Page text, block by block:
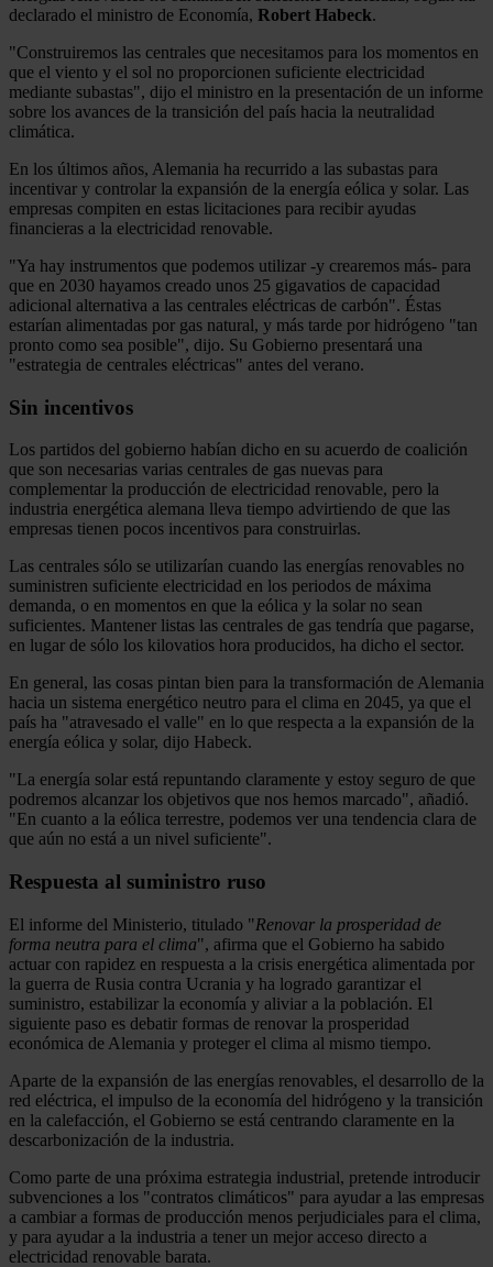
declarado el ministro de Economía, Robert Habeck.
"Construiremos las centrales que necesitamos para los momentos en
que el viento y el sol no proporcionen suficiente electricidad
mediante subastas", dijo el ministro en la presentación de un informe
sobre los avances de la transición del país hacia la neutralidad
climática.
En los últimos años, Alemania ha recurrido a las subastas para
incentivar y controlar la expansión de la energía eólica y solar. Las
empresas compiten en estas licitaciones para recibir ayudas
financieras a la electricidad renovable.
"Ya hay instrumentos que podemos utilizar -y crearemos más- para
que en 2030 hayamos creado unos 25 gigavatios de capacidad
adicional alternativa a las centrales eléctricas de carbón". Éstas
estarían alimentadas por gas natural, y más tarde por hidrógeno "tan
pronto como sea posible", dijo. Su Gobierno presentará una
"estrategia de centrales eléctricas" antes del verano.
Sin incentivos
Los partidos del gobierno habían dicho en su acuerdo de coalición
que son necesarias varias centrales de gas nuevas para
complementar la producción de electricidad renovable, pero la
industria energética alemana lleva tiempo advirtiendo de que las
empresas tienen pocos incentivos para construirlas.
Las centrales sólo se utilizarían cuando las energías renovables no
suministren suficiente electricidad en los periodos de máxima
demanda, o en momentos en que la eólica y la solar no sean
suficientes. Mantener listas las centrales de gas tendría que pagarse,
en lugar de sólo los kilovatios hora producidos, ha dicho el sector.
En general, las cosas pintan bien para la transformación de Alemania
hacia un sistema energético neutro para el clima en 2045, ya que el
país ha "atravesado el valle" en lo que respecta a la expansión de la
energía eólica y solar, dijo Habeck.
"La energía solar está repuntando claramente y estoy seguro de que
podremos alcanzar los objetivos que nos hemos marcado", añadió.
"En cuanto a la eólica terrestre, podemos ver una tendencia clara de
que aún no está a un nivel suficiente".
Respuesta al suministro ruso
El informe del Ministerio, titulado "Renovar la prosperidad de
forma neutra para el clima", afirma que el Gobierno ha sabido
actuar con rapidez en respuesta a la crisis energética alimentada por
la guerra de Rusia contra Ucrania y ha logrado garantizar el
suministro, estabilizar la economía y aliviar a la población. El
siguiente paso es debatir formas de renovar la prosperidad
económica de Alemania y proteger el clima al mismo tiempo.
Aparte de la expansión de las energías renovables, el desarrollo de la
red eléctrica, el impulso de la economía del hidrógeno y la transición
en la calefacción, el Gobierno se está centrando claramente en la
descarbonización de la industria.
Como parte de una próxima estrategia industrial, pretende introducir
subvenciones a los "contratos climáticos" para ayudar a las empresas
a cambiar a formas de producción menos perjudiciales para el clima,
y para ayudar a la industria a tener un mejor acceso directo a
electricidad renovable barata.